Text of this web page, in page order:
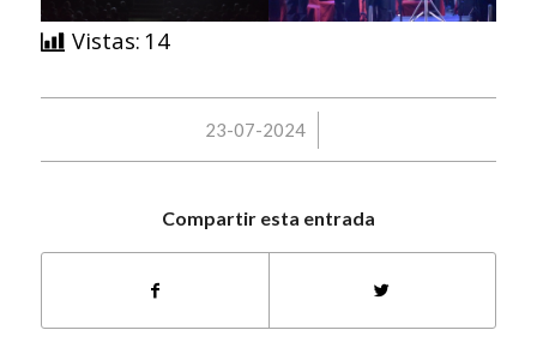
Vistas: 14
23-07-2024
/
Compartir esta entrada